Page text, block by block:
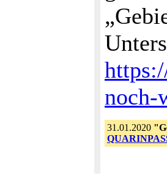
noch-
31.01.2020